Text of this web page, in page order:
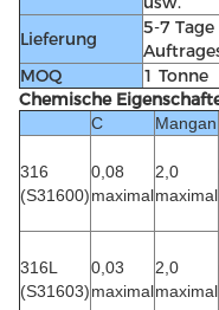
Lieferung
5-7
MOQ
1 Tonne
Chemische
C Mangan
316
(S31600)
0,08
maximal
2,0
maximal
316L
(S31603)
0,03
maximal
2,0
maximal